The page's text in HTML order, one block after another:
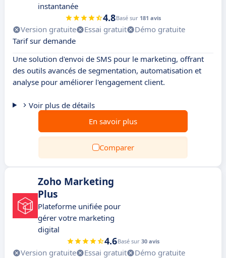
instantanée
4.8Basé sur 181 avis
Version gratuite Essai gratuit
Démo gratuite
Tarif sur demande
Une solution d'envoi de SMS pour le marketing, offrant
des outils avancés de segmentation, automatisation et
analyse pour améliorer l'engagement client.
Voir plus de détails
En savoir plus
Comparer
Zoho Marketing
Plus
Plateforme unifiée pour
gérer votre marketing
digital
4.6Basé sur 30 avis
Version gratuite Essai gratuit
Démo gratuite